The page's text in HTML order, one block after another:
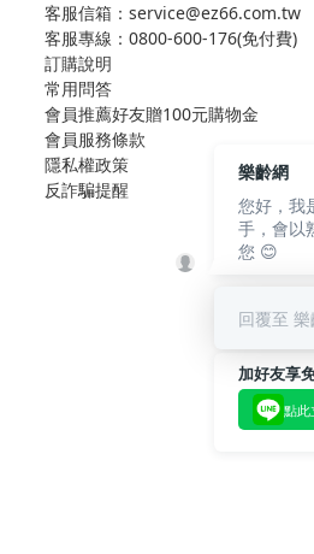
客服信箱：service@ez66.com.tw
客服專線： 0800-600-176(免付費)
訂購說明
常用問答
會員推薦好友贈100元購物金
會員服務條款
隱私權政策
反詐騙提醒
點此
樂齡網
您好，我
手，會以
您 😊
回覆至